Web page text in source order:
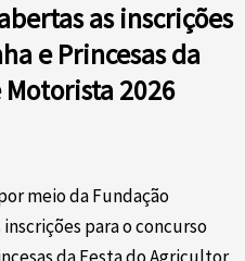
as inscrições
e Princesas da
2026
meio da Fundação
para o concurso